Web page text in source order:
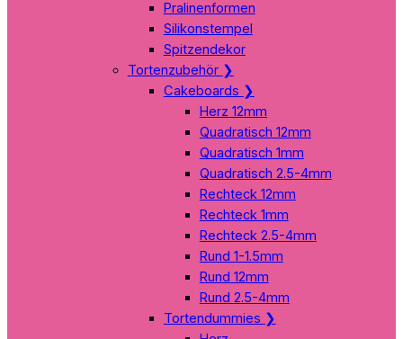
Pralinenformen
Silikonstempel
Spitzendekor
Tortenzubehör ❯
Cakeboards ❯
Herz 12mm
Quadratisch 12mm
Quadratisch 1mm
Quadratisch 2.5-4mm
Rechteck 12mm
Rechteck 1mm
Rechteck 2.5-4mm
Rund 1-1.5mm
Rund 12mm
Rund 2.5-4mm
Tortendummies ❯